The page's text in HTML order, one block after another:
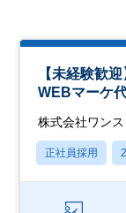
【未経験歓
WEBマーケ
株式会社ワン
正社員採用